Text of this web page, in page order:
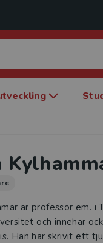
är professor em. i
och innehar
Han har skrivit ett